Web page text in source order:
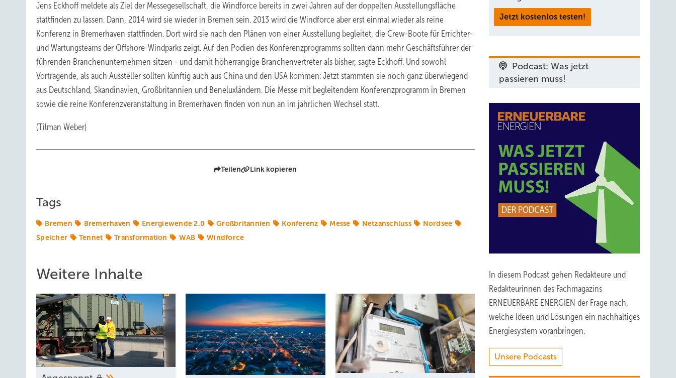
Jens Eckhoff meldete als Ziel der Messegesellschaft, die Windforce bereits in zwei Jahren auf der doppelten Ausstellungsfläche
stattfinden zu lassen. Dann, 2014 wird sie wieder in Bremen sein. 2013 wird die Windforce aber erst einmal wieder als reine
Konferenz in Bremerhaven stattfinden. Dort wird sie nach den Plänen von einer Ausstellung begleitet, die Crew-Boote für Errichter-
und Wartungsteams der Offshore-Windparks zeigt. Auf den Podien des Konferenzprogramms sollten dann mehr Geschäftsführer der
führenden Branchenunternehmen sitzen - und damit höherrangige Branchenvertreter als bisher, sagte Eckhoff. Und sowohl
Vortragende, als auch Aussteller sollten künftig auch aus China und den USA kommen: Jetzt stammten sie noch ganz überwiegend
aus Deutschland, Skandinavien, Großbritannien und Beneluxländern. Die Messe mit begleitendem Konferenzprogramm in Bremen
sowie die reine Konferenzveranstaltung in Bremerhaven finden von nun an im jährlichen Wechsel statt.
(Tilman Weber)
Teilen Link kopieren
Tags
Bremen Bremerhaven Energiewende 2.0 Großbritannien Konferenz Messe Netzanschluss
Nordsee
Speicher
Tennet Transformation WAB Windforce
Weitere Inhalte
Jetzt kostenlos testen!
Podcast: Was jetzt
passieren muss!
In diesem Podcast gehen Redakteure und
Redakteurinnen des Fachmagazins
ERNEUERBARE ENERGIEN der Frage nach,
welche Ideen und Lösungen ein nachhaltiges
Energiesystem voranbringen.
Unsere Podcasts